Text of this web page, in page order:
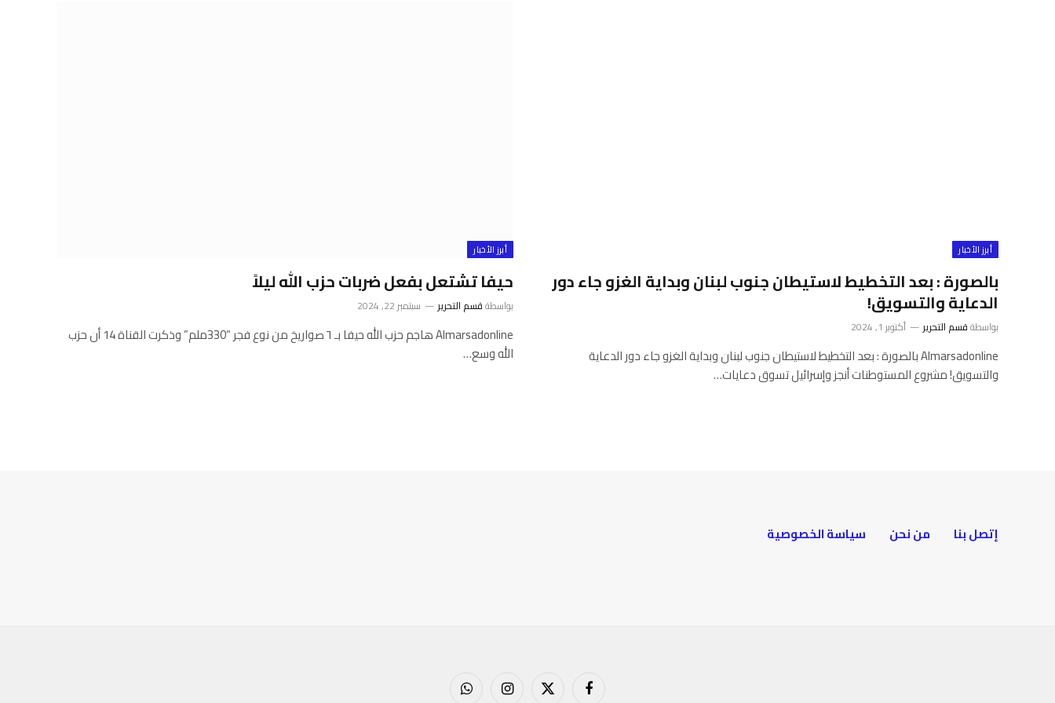
أبرز الأخبار
بالصورة : بعد التخطيط لاستيطان جنوب لبنان وبداية الغزو جاء دور
الدعاية والتسويق!
بواسطةقسم التحرير أكتوبر 1, 2024
Almarsadonline بالصورة : بعد التخطيط لاستيطان جنوب لبنان وبداية الغزو جاء دور الدعاية
والتسويق! مشروع المستوطنات أنجز وإسرائيل تسوق دعايات…
أبرز الأخبار
حيفا تشتعل بفعل ضربات حزب الله ليلاً
بواسطةقسم التحرير سبتمبر 22, 2024
Almarsadonline هاجم حزب الله حيفا بـ ٦ صواريخ من نوع فجر “330ملم” وذكرت القناة 14 أن حزب
الله وسع…
إتصل بنا من نحن سياسة الخصوصية
فيسبوك X الانستغرامواتساب